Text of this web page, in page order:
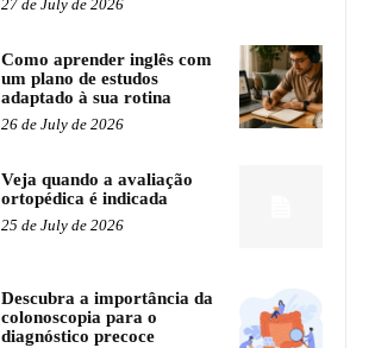
27 de July de 2026
Como aprender inglês com
um plano de estudos
adaptado à sua rotina
26 de July de 2026
Veja quando a avaliação
ortopédica é indicada
25 de July de 2026
Descubra a importância da
colonoscopia para o
diagnóstico precoce